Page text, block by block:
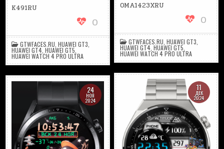
OMA1423XRU
0
GTWFACES.RU,HUAWEI GT3,
HUAWEI GT4,HUAWEI GT5,
HUAWEI WATCH 4 PRO ULTRA
K491RU
0
GTWFACES.RU ,HUAWEI GT3
HUAWEI GT4 ,HUAWEI GT5
HUAWEI WATCH 4 PRO ULTRA
11
ДЕК
2024
24
НОЯ
2024